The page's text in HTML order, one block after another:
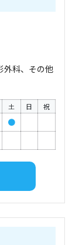
外科、その他
土 日 祝
●